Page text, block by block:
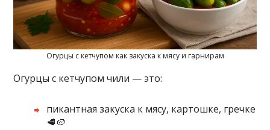
Огурцы с кетчупом как закуска к мясу и гарнирам
Огурцы с кетчупом чили — это:
пикантная закуска к мясу, картошке, гречке
🥩🥔